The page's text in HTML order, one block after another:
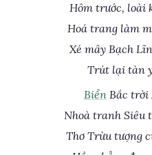
Hôm trước, loài
Hoá trang làm
Xé mây Bạch
Trút lại tàn
BiểnBắc trời
Nhoà tranh Siêu
Thơ Trừu tượng